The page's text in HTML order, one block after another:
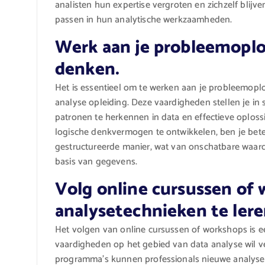
analisten hun expertise vergroten en zichzelf
passen in hun analytische werkzaamheden.
Werk aan je
denken.
Het is essentieel om te werken aan je
analyse opleiding. Deze vaardigheden stellen je
patronen te herkennen in data en effectieve
logische denkvermogen te ontwikkelen, ben je
gestructureerde manier, wat van onschatbare
basis van gegevens.
Volg online cursussen of
analysetechnieken te
Het volgen van online cursussen of workshops is
vaardigheden op het gebied van data analyse wil
programma’s kunnen professionals nieuwe